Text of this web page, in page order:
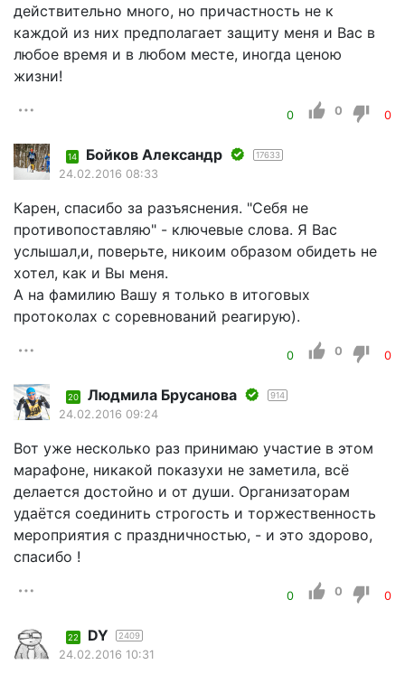
действительно много, но причастность не к
каждой из них предполагает защиту меня и Вас в
любое время и в любом месте, иногда ценою
жизни!
0 0 0
14 Бойков Александр 17633
24.02.2016 08:33
Карен, спасибо за разъяснения. "Себя не
противопоставляю" - ключевые слова. Я Вас
услышал,и, поверьте, никоим образом обидеть не
хотел, как и Вы меня.
А на фамилию Вашу я только в итоговых
протоколах с соревнований реагирую).
0 0 0
20 Людмила Брусанова 914
24.02.2016 09:24
Вот уже несколько раз принимаю участие в этом
марафоне, никакой показухи не заметила, всё
делается достойно и от души. Организаторам
удаётся соединить строгость и торжественность
мероприятия с праздничностью, - и это здорово,
спасибо !
0 0 0
22 DY 2409
24.02.2016 10:31